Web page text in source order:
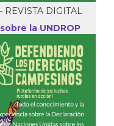
REVISTA DIGITAL
la UNDROP